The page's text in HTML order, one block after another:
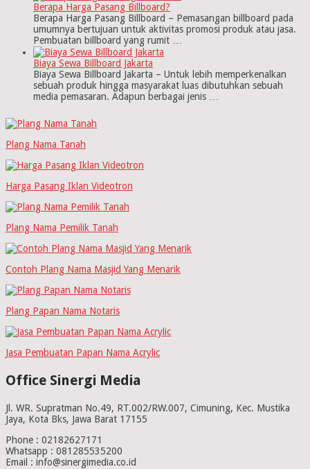
Berapa Harga Pasang Billboard?
Berapa Harga Pasang Billboard – Pemasangan billboard pada
umumnya bertujuan untuk aktivitas promosi produk atau jasa.
Pembuatan billboard yang rumit …
Biaya Sewa Billboard Jakarta
Biaya Sewa Billboard Jakarta – Untuk lebih memperkenalkan
sebuah produk hingga masyarakat luas dibutuhkan sebuah
media pemasaran. Adapun berbagai jenis …
Plang Nama Tanah
Harga Pasang Iklan Videotron
Plang Nama Pemilik Tanah
Contoh Plang Nama Masjid Yang Menarik
Plang Papan Nama Notaris
Jasa Pembuatan Papan Nama Acrylic
Office Sinergi Media
Jl. WR. Supratman No.49, RT.002/RW.007, Cimuning, Kec. Mustika
Jaya, Kota Bks, Jawa Barat 17155
Phone : 02182627171
Whatsapp : 081285535200
Email : info@sinergimedia.co.id